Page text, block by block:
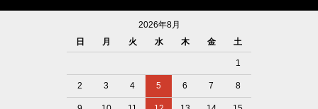
2026年8月
日
月 火 水 木 金 土
1
2 3 4 5 6 7 8